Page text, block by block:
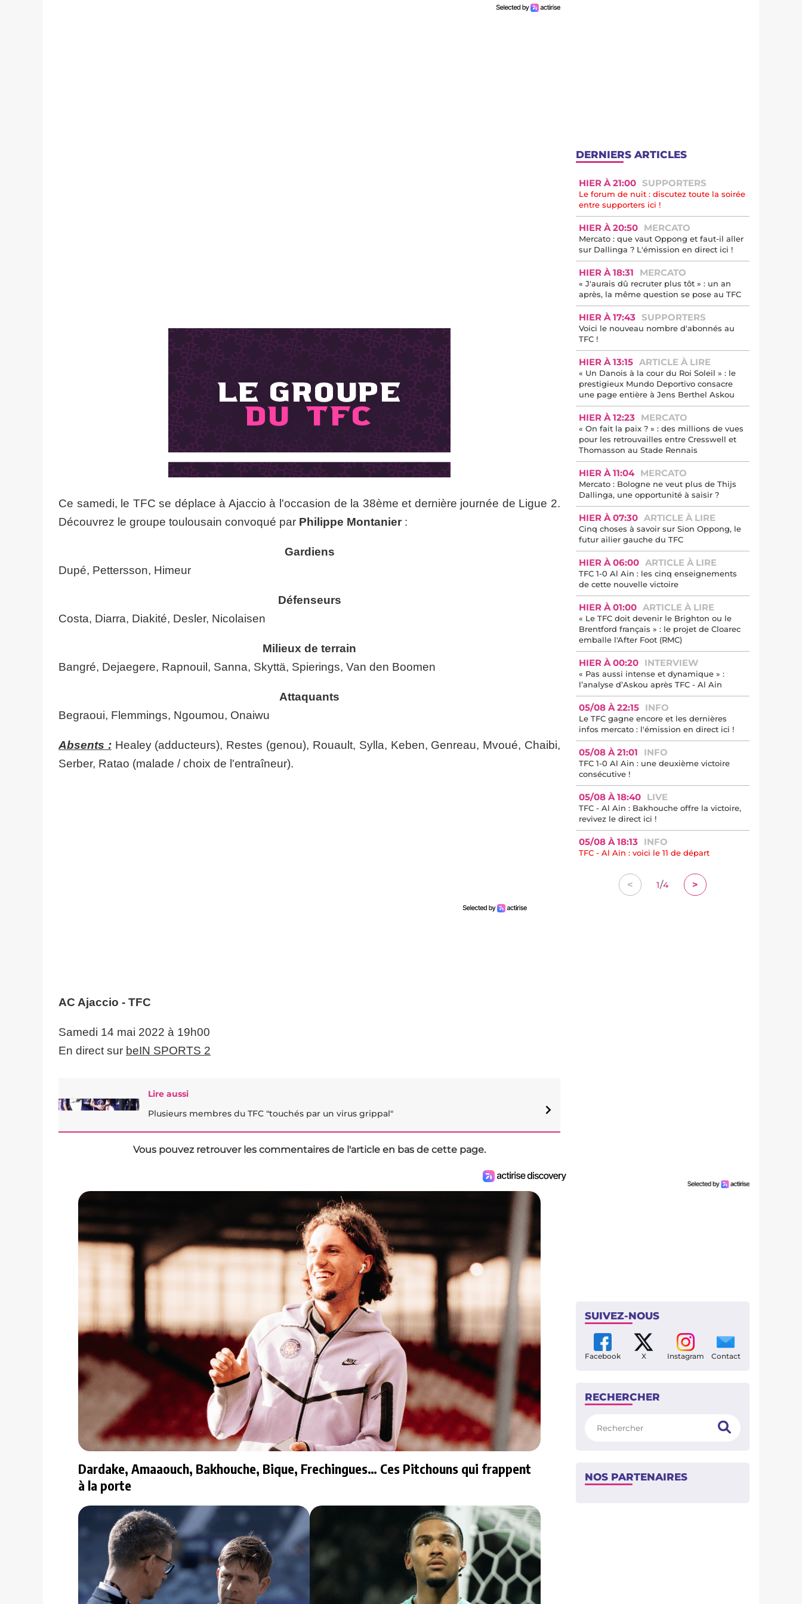
Ce samedi, le TFC se déplace à Ajaccio à l'occasion de la 38ème et dernière journée de Ligue 2.
Découvrez le groupe toulousain convoqué par Philippe Montanier :
Gardiens
Dupé, Pettersson, Himeur
Défenseurs
Costa, Diarra, Diakité, Desler, Nicolaisen
Milieux de terrain
Bangré, Dejaegere, Rapnouil, Sanna, Skyttä, Spierings, Van den Boomen
Attaquants
Begraoui, Flemmings, Ngoumou, Onaiwu
Absents :Healey (adducteurs), Restes (genou), Rouault, Sylla, Keben, Genreau, Mvoué, Chaibi,
Serber, Ratao (malade / choix de l'entraîneur).
AC Ajaccio - TFC
Samedi 14 mai 2022 à 19h00
En direct sur beIN SPORTS 2
Lire aussi
Plusieurs membres du TFC "touchés par un virus grippal"
Vous pouvez retrouver les commentaires de l'article en bas de cette page.
Dardake, Amaaouch, Bakhouche, Bique, Frechingues… Ces Pitchouns qui frappent
à la porte
DERNIERS ARTICLES
HIER À 21:00 SUPPORTERS
Le forum de nuit : discutez toute la soirée
entre supporters ici !
HIER À 20:50 MERCATO
Mercato : que vaut Oppong et faut-il aller
sur Dallinga ? L'émission en direct ici !
HIER À 18:31 MERCATO
« J'aurais dû recruter plus tôt » : un an
après, la même question se pose au TFC
HIER À 17:43 SUPPORTERS
Voici le nouveau nombre d'abonnés au
TFC !
HIER À 13:15 ARTICLE À LIRE
« Un Danois à la cour du Roi Soleil » : le
prestigieux Mundo Deportivo consacre
une page entière à Jens Berthel Askou
HIER À 12:23 MERCATO
« On fait la paix ? » : des millions de vues
pour les retrouvailles entre Cresswell et
Thomasson au Stade Rennais
HIER À 11:04 MERCATO
Mercato : Bologne ne veut plus de Thijs
Dallinga, une opportunité à saisir ?
HIER À 07:30 ARTICLE À LIRE
Cinq choses à savoir sur Sion Oppong, le
futur ailier gauche du TFC
HIER À 06:00 ARTICLE À LIRE
TFC 1-0 Al Ain : les cinq enseignements
de cette nouvelle victoire
HIER À 01:00 ARTICLE À LIRE
« Le TFC doit devenir le Brighton ou le
Brentford français » : le projet de Cloarec
emballe l'After Foot (RMC)
HIER À 00:20 INTERVIEW
« Pas aussi intense et dynamique » :
l’analyse d’Askou après TFC - Al Ain
05/08 À 22:15 INFO
Le TFC gagne encore et les dernières
infos mercato : l'émission en direct ici !
05/08 À 21:01 INFO
TFC 1-0 Al Ain : une deuxième victoire
consécutive !
05/08 À 18:40 LIVE
TFC - Al Ain : Bakhouche offre la victoire,
revivez le direct ici !
05/08 À 18:13 INFO
TFC - Al Ain : voici le 11 de départ
< 1/4 >
SUIVEZ-NOUS
Facebook X Instagram Contact
RECHERCHER
NOS PARTENAIRES